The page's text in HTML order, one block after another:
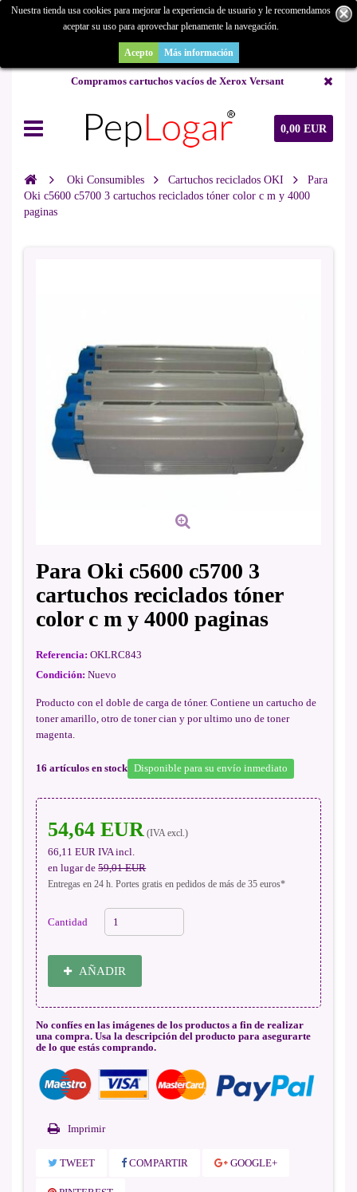
¿Buscas un repuesto de copiadora o buscas una de ocasión y no la
encuentras? Consúltanos.
Compramos cartuchos vacíos de Xerox Versant
0,00 EUR
Nuestra tienda usa cookies para mejorar la experiencia de usuario y le recomendamos
aceptar su uso para aprovechar plenamente la navegación.
Acepto Más información
Oki Consumibles Cartuchos reciclados OKI
Para
Oki c5600 c5700 3 cartuchos reciclados tóner color c m y 4000
paginas
Para Oki c5600 c5700 3
cartuchos reciclados tóner
color c m y 4000 paginas
Referencia: OKLRC843
Condición: Nuevo
Producto con el doble de carga de tóner. Contiene un cartucho de
toner amarillo, otro de toner cian y por ultimo uno de toner
magenta.
16 artículos en stock Disponible para su envío inmediato
54,64 EUR (IVA excl.)
66,11 EUR IVA incl.
en lugar de59,01 EUR
Entregas en 24 h. Portes gratis en pedidos de más de 35 euros*
Cantidad
AÑADIR
No confíes en las imágenes de los productos a fin de realizar
una compra. Usa la descripción del producto para asegurarte
de lo que estás comprando.
Imprimir
TWEET COMPARTIR GOOGLE+